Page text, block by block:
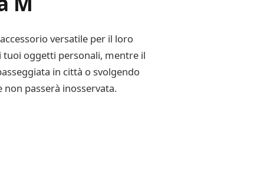
versatile per il loro
tuoi oggetti personali, mentre il
in città o svolgendo
passerà inosservata.